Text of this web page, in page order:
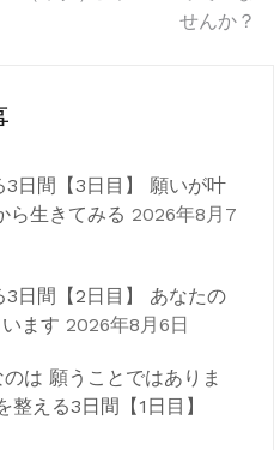
せんか？
日間【3日目】 願いが叶
ら生きてみる 2026年8月7
日間【2日目】 あなたの
ます 2026年8月6日
は 願うことではありま
える3日間【1日目】